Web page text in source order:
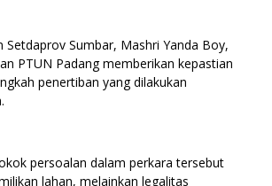
Setdaprov Sumbar, Mashri Yanda Boy,
PTUN Padang memberikan kepastian
penertiban yang dilakukan
persoalan dalam perkara tersebut
lahan, melainkan legalitas